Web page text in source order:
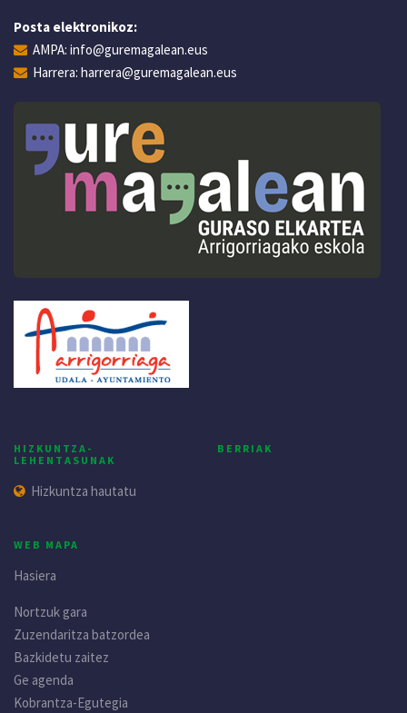
Posta elektronikoz:
AMPA: info@guremagalean.eus
Harrera: harrera@guremagalean.eus
HIZKUNTZA-
LEHENTASUNAK
Hizkuntza hautatu
WEB MAPA
Hasiera
Nortzuk gara
Zuzendaritza batzordea
Bazkidetu zaitez
Ge agenda
Kobrantza-Egutegia
BERRIAK